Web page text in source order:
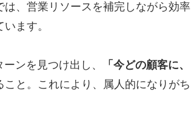
、営業リソースを補完しながら効率
ます。
ンを見つけ出し、
「今どの顧客に、
こと。これにより、属人的になりがち